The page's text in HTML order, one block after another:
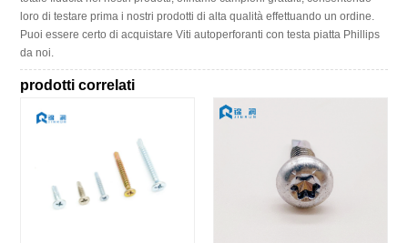
loro di testare prima i nostri prodotti di alta qualità effettuando un ordine.
Puoi essere certo di acquistare Viti autoperforanti con testa piatta Phillips
da noi.
prodotti correlati